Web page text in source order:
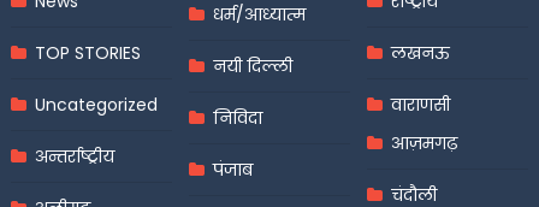
TOP STORIES
Uncategorized
अन्तर्राष्ट्रीय
धर्म/आध्यात्म
नयी दिल्ली
निविदा
पंजाब
लखनऊ
वाराणसी
आज़मगढ़
चंदौली